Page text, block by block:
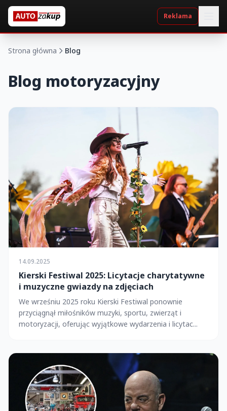
Reklama
Strona główna Blog
Blog motoryzacyjny
14.09.2025
Kierski Festiwal 2025: Licytacje charytatywne
i muzyczne gwiazdy na zdjęciach
We wrześniu 2025 roku Kierski Festiwal ponownie
przyciągnął miłośników muzyki, sportu, zwierząt i
motoryzacji, oferując wyjątkowe wydarzenia i licytac...